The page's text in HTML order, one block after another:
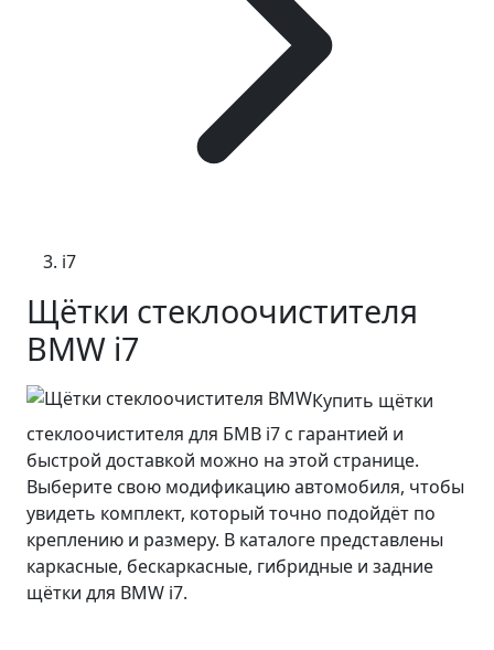
i7
Щётки стеклоочистителя
BMW i7
Купить щётки
стеклоочистителя для БМВ i7 с гарантией и
быстрой доставкой можно на этой странице.
Выберите свою модификацию автомобиля, чтобы
увидеть комплект, который точно подойдёт по
креплению и размеру. В каталоге представлены
каркасные, бескаркасные, гибридные и задние
щётки для BMW i7.